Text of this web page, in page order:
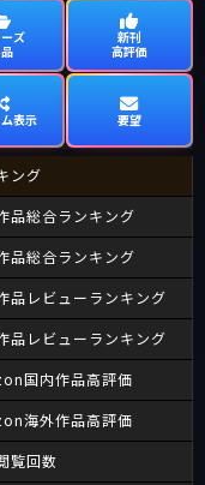
ズ
新刊
高評価
表示 要望
ング
品総合ランキング
品総合ランキング
品レビューランキング
品レビューランキング
国内作品高評価
海外作品高評価
覧回数